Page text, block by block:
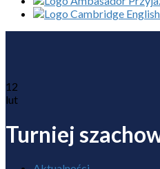
12
lut
Turniej